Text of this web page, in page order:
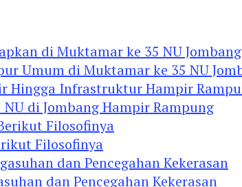
Umum di Muktamar ke 35 NU
di Jombang Hampir Rampung
Filosofinya
dan Pencegahan Kekerasan